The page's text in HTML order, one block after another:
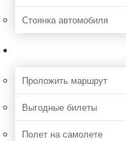
Стоянка автомобиля
Проложить маршрут
Выгодные билеты
Полет на самолете